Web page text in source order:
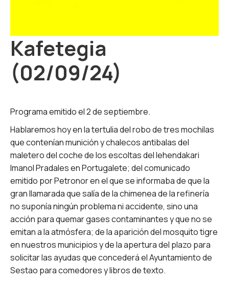
Kafetegia
(02/09/24)
Programa emitido el 2 de septiembre.
Hablaremos hoy en la tertulia del robo de tres mochilas
que contenían munición y chalecos antibalas del
maletero del coche de los escoltas del lehendakari
Imanol Pradales en Portugalete; del comunicado
emitido por Petronor en el que se informaba de que la
gran llamarada que salía de la chimenea de la refinería
no suponía ningún problema ni accidente, sino una
acción para quemar gases contaminantes y que no se
emitan a la atmósfera; de la aparición del mosquito tigre
en nuestros municipios y de la apertura del plazo para
solicitar las ayudas que concederá el Ayuntamiento de
Sestao para comedores y libros de texto.